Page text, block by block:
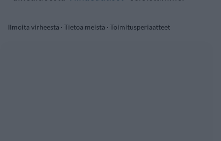
Ilmoita virheestä · Tietoa meistä · Toimitusperiaatteet